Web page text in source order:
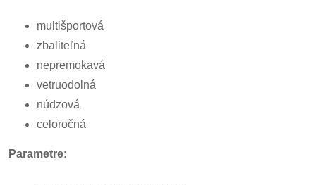
multišportová
zbaliteľná
nepremokavá
vetruodolná
núdzová
celoročná
Parametre: